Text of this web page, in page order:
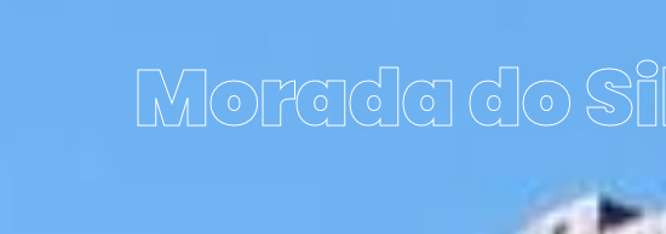
Morada do